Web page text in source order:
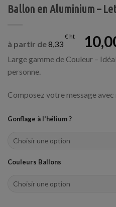
Ballon en Aluminium –
à partir de8,33
€
Large gamme de Couleur –
personne.
Composez votre message
Gonflage à l'hélium ?
Couleurs Ballons